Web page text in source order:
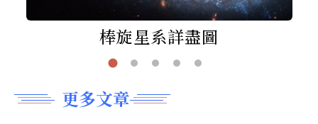
棒旋星系詳盡圖
更多文章